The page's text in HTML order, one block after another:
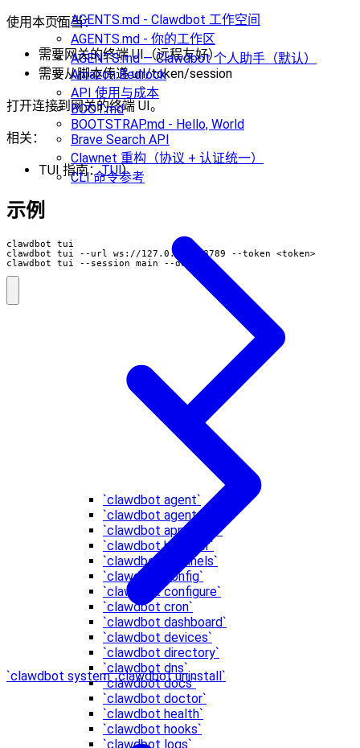
AGENTS.md - Clawdbot 工作空间
AGENTS.md - 你的工作区
AGENTS.md — Clawdbot 个人助手（默认）
Amazon Bedrock
API 使用与成本
BOOT.md
BOOTSTRAP.md - Hello, World
Brave Search API
Clawnet 重构（协议 + 认证统一）
CLI 命令参考
`clawdbot agent`
`clawdbot agents`
`clawdbot approvals`
`clawdbot browser`
`clawdbot channels`
`clawdbot config`
`clawdbot configure`
`clawdbot cron`
`clawdbot dashboard`
`clawdbot devices`
`clawdbot directory`
`clawdbot dns`
`clawdbot docs`
`clawdbot doctor`
`clawdbot health`
`clawdbot hooks`
`clawdbot logs`
使用本页面当：
需要网关的终端 UI（远程友好）
需要从脚本传递 url/token/session
打开连接到网关的终端 UI。
相关：
TUI 指南：TUI)
示例
clawdbot tui --session main --deliver
`clawdbot system``clawdbot uninstall`